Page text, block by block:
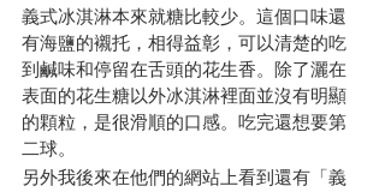
義式冰淇淋本來就糖比較少。這個口味還
有海鹽的襯托，相得益彰，可以清楚的吃
到鹹味和停留在舌頭的花生香。除了灑在
表面的花生糖以外冰淇淋裡面並沒有明顯
的顆粒，是很滑順的口感。吃完還想要第
二球。
另外我後來在他們的網站上看到還有「義